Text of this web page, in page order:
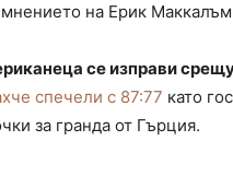
мнението на Ерик
се изправи
спечели с 87:77 като
за гранда от Гърция.